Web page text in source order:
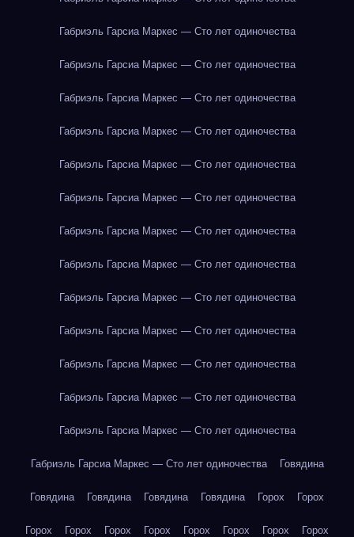
Габриэль Гарсиа Маркес — Сто лет одиночества
Габриэль Гарсиа Маркес — Сто лет одиночества
Габриэль Гарсиа Маркес — Сто лет одиночества
Габриэль Гарсиа Маркес — Сто лет одиночества
Габриэль Гарсиа Маркес — Сто лет одиночества
Габриэль Гарсиа Маркес — Сто лет одиночества
Габриэль Гарсиа Маркес — Сто лет одиночества
Габриэль Гарсиа Маркес — Сто лет одиночества
Габриэль Гарсиа Маркес — Сто лет одиночества
Габриэль Гарсиа Маркес — Сто лет одиночества
Габриэль Гарсиа Маркес — Сто лет одиночества
Габриэль Гарсиа Маркес — Сто лет одиночества
Габриэль Гарсиа Маркес — Сто лет одиночества
Габриэль Гарсиа Маркес — Сто лет одиночества Говядина
Говядина Говядина Говядина Говядина Горох Горох
Горох Горох Горох Горох Горох Горох Горох Горох